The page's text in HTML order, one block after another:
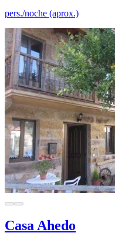
pers./noche (aprox.)
Casa Ahedo